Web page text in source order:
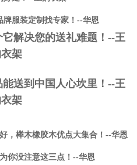
牌服装定制找专家！--华恩
解决您的送礼难题！--王
架
送到中国人心坎里！--王
架
，榉木橡胶木优点大集合！--华恩
你没注意这三点！--华恩